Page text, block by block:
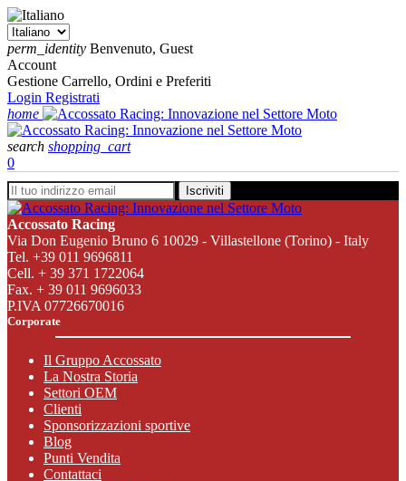
perm_identity Benvenuto, Guest
Account
Gestione Carrello, Ordini e Preferiti
Login Registrati
home
search shopping_cart
0
Manubri
e
comandi
In
questa
categoria
sono
disponibili
tutti
i
manubri
Accossato
comandi
Accossato
accessori
Iscriviti
Accossato Racing
Via Don Eugenio Bruno 6 10029 - Villastellone (Torino) - Italy
Tel. +39 011 9696811
Cell. + 39 371 1722064
Fax. + 39 011 9696033
P.IVA 07726670016
Corporate
Il Gruppo Accossato
La Nostra Storia
Settori OEM
Clienti
Sponsorizzazioni sportive
Blog
Punti Vendita
Contattaci